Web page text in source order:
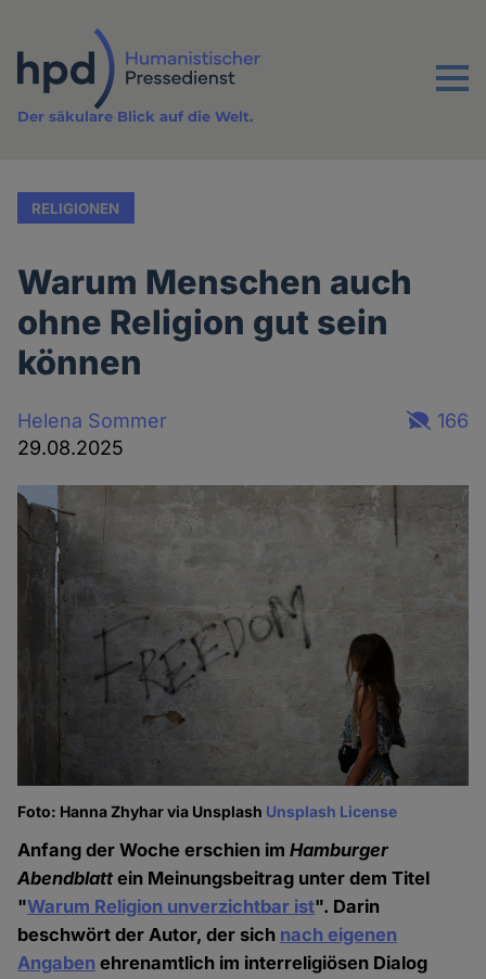
Inhalt
Menu
Der säkulare Blick auf die Welt.
RELIGIONEN
Warum Menschen auch
ohne Religion gut sein
können
Helena Sommer
29.08.2025
166
Foto: Hanna Zhyhar via Unsplash Unsplash License
Anfang der Woche erschien imHamburger
Abendblatt ein Meinungsbeitrag unter dem Titel
"Warum Religion unverzichtbar ist". Darin
beschwört der Autor, der sich nach eigenen
Angaben ehrenamtlich im interreligiösen Dialog